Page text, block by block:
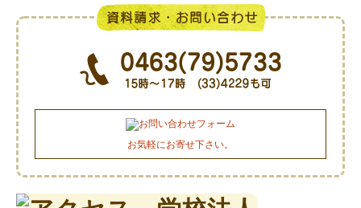
お気軽にお寄せ下さい。